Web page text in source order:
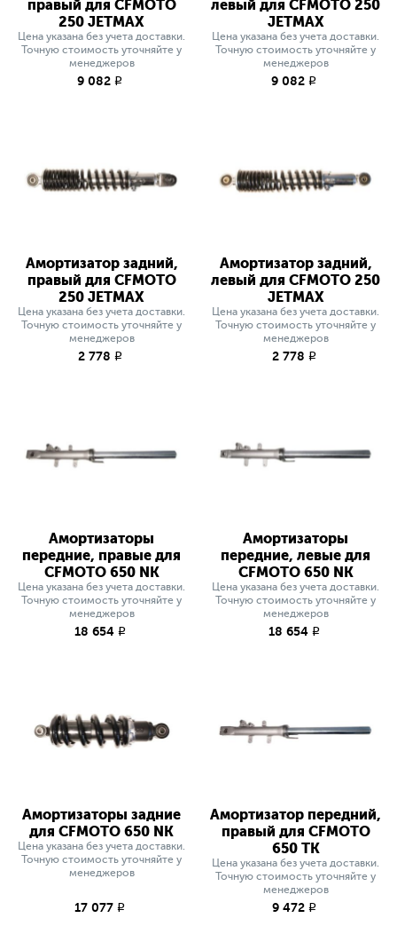
правый для CFMOTO
250 JETMAX
Цена указана без учета доставки.
Точную стоимость уточняйте у
менеджеров
9 082 q
левый для CFMOTO 250
JETMAX
Цена указана без учета доставки.
Точную стоимость уточняйте у
менеджеров
9 082 q
Амортизатор задний,
правый для CFMOTO
250 JETMAX
Цена указана без учета доставки.
Точную стоимость уточняйте у
менеджеров
2 778 q
Амортизатор задний,
левый для CFMOTO 250
JETMAX
Цена указана без учета доставки.
Точную стоимость уточняйте у
менеджеров
2 778 q
Амортизаторы
передние, правые для
CFMOTO 650 NK
Цена указана без учета доставки.
Точную стоимость уточняйте у
менеджеров
18 654 q
Амортизаторы
передние, левые для
CFMOTO 650 NK
Цена указана без учета доставки.
Точную стоимость уточняйте у
менеджеров
18 654 q
Амортизаторы задние
для CFMOTO 650 NK
Цена указана без учета доставки.
Точную стоимость уточняйте у
менеджеров
17 077 q
Амортизатор передний,
правый для CFMOTO
650 ТK
Цена указана без учета доставки.
Точную стоимость уточняйте у
менеджеров
9 472 q